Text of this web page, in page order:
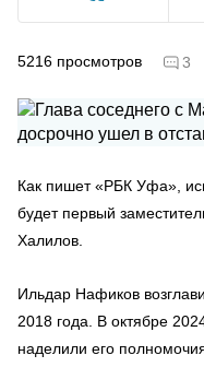
5216 просмотров 3
Как пишет «РБК Уфа»,
будет первый
Халилов.
Ильдар Нафиков
2018 года. В октябре
наделили его